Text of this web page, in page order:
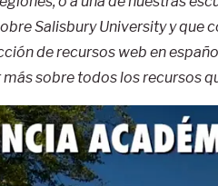
Salisbury University y que
de recursos web en
sobre todos los recursos